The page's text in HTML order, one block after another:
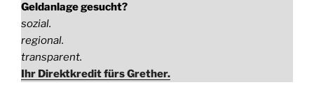
Geldanlage gesucht?
sozial.
regional.
transparent.
Ihr Direktkredit fürs Grether.